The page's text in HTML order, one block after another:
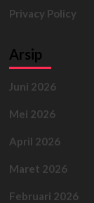
Privacy Policy
Arsip
Juni 2026
Mei 2026
April 2026
Maret 2026
Februari 2026